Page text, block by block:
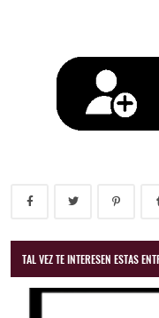
TAL VEZ TE INTERESEN ESTAS